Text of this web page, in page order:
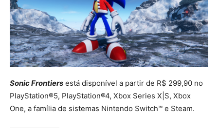
Sonic Frontiers está disponível a partir de R$ 299,90 no
PlayStation®5, PlayStation®4, Xbox Series X|S, Xbox
One, a família de sistemas Nintendo Switch™ e Steam.